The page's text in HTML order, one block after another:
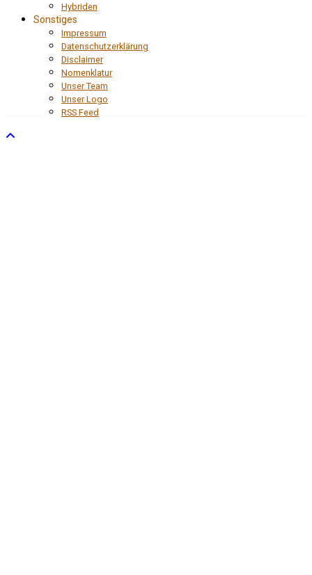
Hybriden
Sonstiges
Impressum
Datenschutzerklärung
Disclaimer
Nomenklatur
Unser Team
Unser Logo
RSS Feed